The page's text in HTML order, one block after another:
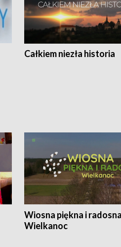
Całkiem niezła historia
Wiosna piękna i
Wielkanoc